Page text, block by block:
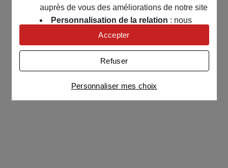
auprès de vous des améliorations de notre site
Personnalisation de la relation : nous
nous servons de cookies pour adapter nos
contenus et personnaliser nos offres
Univers publicitaire: nous utilisons avec
nos partenaires des cookies pour afficher des
publicités personnalisées
Connaître notre politique cookies et la liste de nos
partenaires
Personnaliser mes choix
Refuser
Accepter